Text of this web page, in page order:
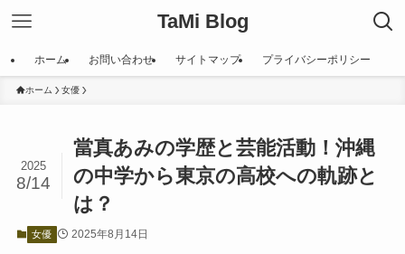
TaMi Blog
ホーム お問い合わせ サイトマップ プライバシーポリシー
ホーム 女優
當真あみの学歴と芸能活動！沖縄
の中学から東京の高校への軌跡と
は？
2025
8/14
女優 2025年8月14日